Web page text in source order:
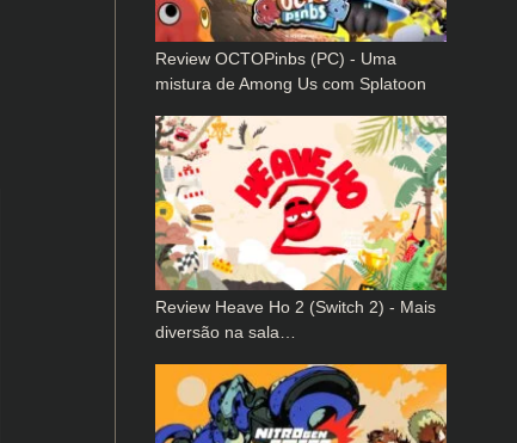
Review OCTOPinbs (PC) - Uma
mistura de Among Us com Splatoon
Review Heave Ho 2 (Switch 2) - Mais
diversão na sala…